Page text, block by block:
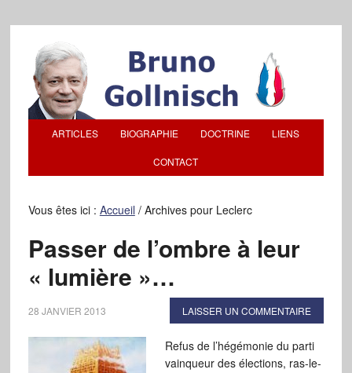
ARTICLES BIOGRAPHIE DOCTRINE LIENS
CONTACT
Vous êtes ici : Accueil /Archives pour Leclerc
Passer de l’ombre à leur
« lumière »…
28 JANVIER 2013 LAISSER UN COMMENTAIRE
Refus de l’hégémonie du parti
vainqueur des élections, ras-le-